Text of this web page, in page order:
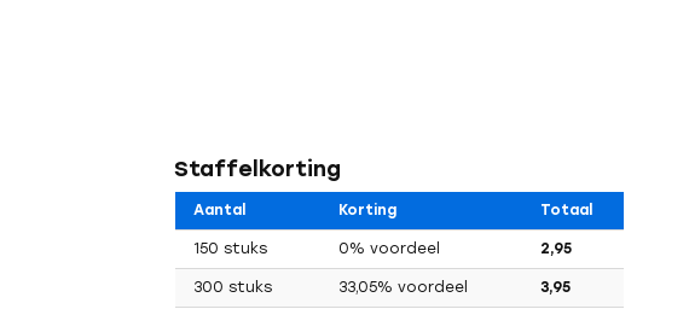
Staffelkorting
Aantal Korting Totaal
150 stuks 0% voordeel 2,95
300 stuks 33,05% voordeel 3,95